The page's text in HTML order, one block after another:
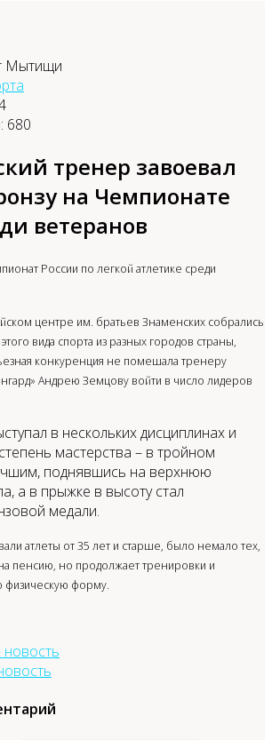
Мытищи
680
тренер завоевал
на Чемпионате
ветеранов
России по легкой атлетике среди
центре им. братьев Знаменских собрались
вида спорта из разных городов страны,
конкуренция не помешала тренеру
Андрею Земцову войти в число лидеров
в нескольких дисциплинах и
мастерства – в тройном
поднявшись на верхнюю
а в прыжке в высоту стал
медали.
атлеты от 35 лет и старше, было немало тех,
пенсию, но продолжает тренировки и
физическую форму.